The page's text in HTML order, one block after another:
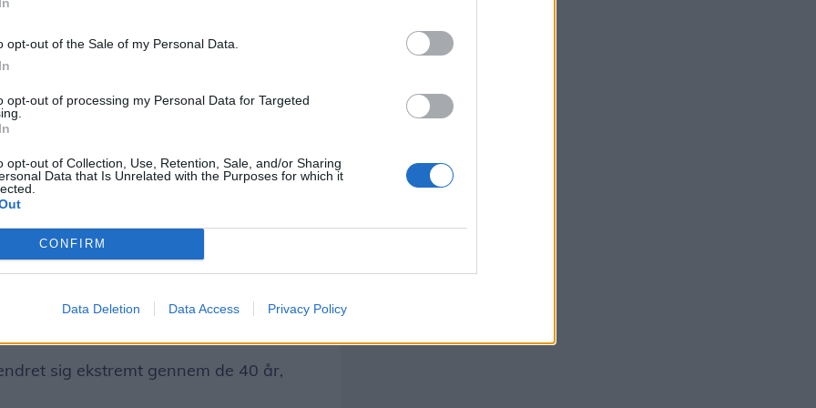
opt-out of the Sale of my Personal Data.
opt-out of processing my Personal Data for Targeted
opt-out of Collection, Use, Retention, Sale, and/or Sharing
Data that Is Unrelated with the Purposes for which it
CONFIRM
Data Deletion Data Access Privacy Policy
butikken fra midlertidige lokaler i
blev genopbygget.
butikken overlevet, og Henrik sender
og de trofaste kunder.
butikken, der har ændret sig gennem
sig ekstremt gennem de 40 år,